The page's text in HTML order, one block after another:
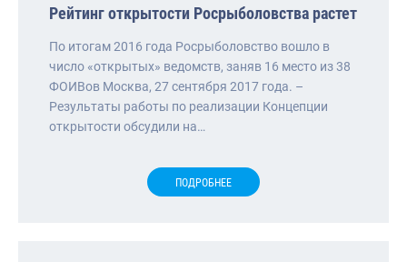
Рейтинг открытости Росрыболовства растет
По итогам 2016 года Росрыболовство вошло в
число «открытых» ведомств, заняв 16 место из 38
ФОИВов Москва, 27 сентября 2017 года. –
Результаты работы по реализации Концепции
открытости обсудили на…
ПОДРОБНЕЕ